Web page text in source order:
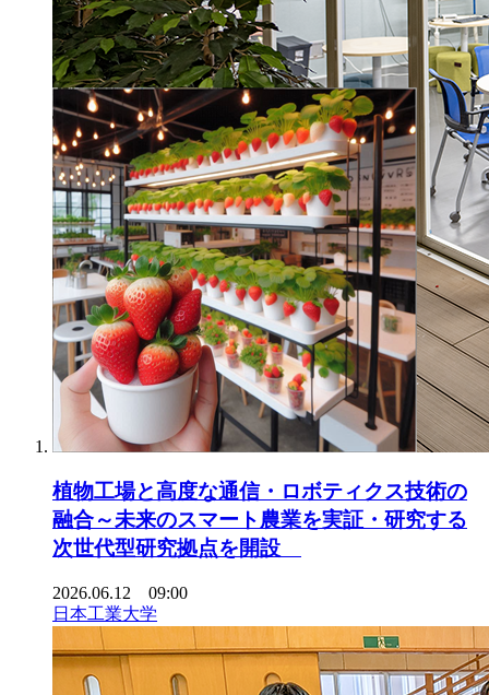
植物工場と高度な通信・ロボティクス技術の
融合～未来のスマート農業を実証・研究する
次世代型研究拠点を開設
2026.06.12 09:00
日本工業大学